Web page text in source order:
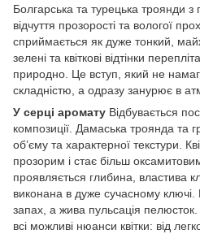
Болгарська та турецька троянди
відчуття прозорості та вологої
сприймається як дуже тонкий,
зелені та квіткові відтінки
природно. Це вступ, який не
складністю, а одразу занурює в
У серці аромату Відбувається
композиції. Дамаська троянда та
об’єму та характерної текстури.
прозорим і стає більш
проявляється глибина, властива
виконана в дуже сучасному
запах, а жива пульсація
всі можливі нюанси квітки: від